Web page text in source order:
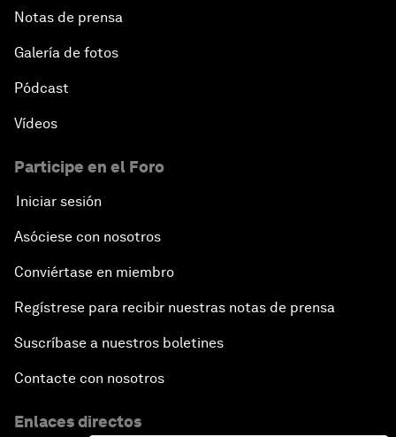
Notas de prensa
Galería de fotos
Pódcast
Vídeos
Participe en el Foro
Iniciar sesión
Asóciese con nosotros
Conviértase en miembro
Regístrese para recibir nuestras notas de prensa
Suscríbase a nuestros boletines
Contacte con nosotros
Enlaces directos